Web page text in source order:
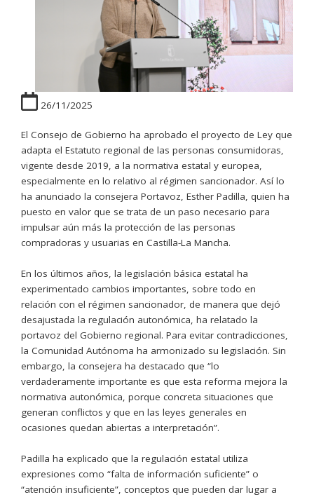
26/11/2025
El Consejo de Gobierno ha aprobado el proyecto de Ley que
adapta el Estatuto regional de las personas consumidoras,
vigente desde 2019, a la normativa estatal y europea,
especialmente en lo relativo al régimen sancionador. Así lo
ha anunciado la consejera Portavoz, Esther Padilla, quien ha
puesto en valor que se trata de un paso necesario para
impulsar aún más la protección de las personas
compradoras y usuarias en Castilla-La Mancha.
En los últimos años, la legislación básica estatal ha
experimentado cambios importantes, sobre todo en
relación con el régimen sancionador, de manera que dejó
desajustada la regulación autonómica, ha relatado la
portavoz del Gobierno regional. Para evitar contradicciones,
la Comunidad Autónoma ha armonizado su legislación. Sin
embargo, la consejera ha destacado que “lo
verdaderamente importante es que esta reforma mejora la
normativa autonómica, porque concreta situaciones que
generan conflictos y que en las leyes generales en
ocasiones quedan abiertas a interpretación”.
Padilla ha explicado que la regulación estatal utiliza
expresiones como “falta de información suficiente” o
“atención insuficiente”, conceptos que pueden dar lugar a